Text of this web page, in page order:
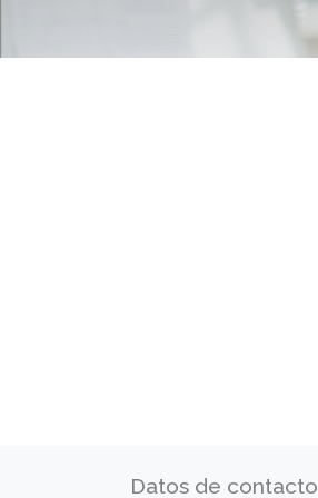
Datos de contacto